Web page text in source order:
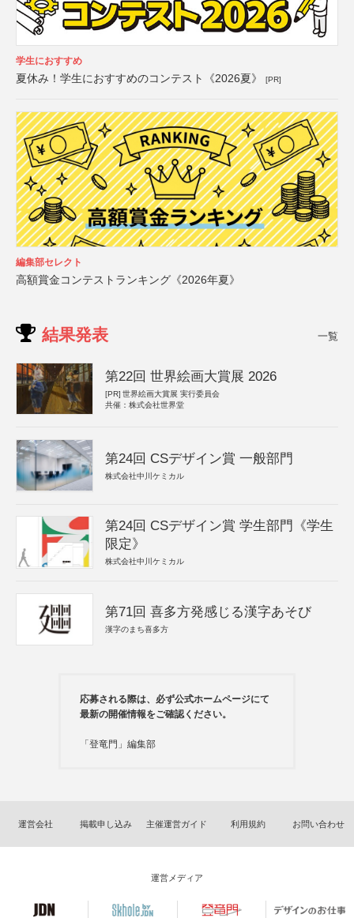
学生におすすめ
夏休み！学生におすすめのコンテスト《2026夏》 [PR]
編集部セレクト
高額賞金コンテストランキング《2026年夏》
結果発表 一覧
第22回 世界絵画大賞展 2026
[PR] 世界絵画大賞展 実行委員会
共催：株式会社世界堂
第24回 CSデザイン賞 一般部門
株式会社中川ケミカル
第24回 CSデザイン賞 学生部門《学生
限定》
株式会社中川ケミカル
第71回 喜多方発感じる漢字あそび
漢字のまち喜多方
応募される際は、必ず公式ホームページにて
最新の開催情報をご確認ください。
「登竜門」編集部
運営会社 掲載申し込み 主催運営ガイド 利用規約 お問い合わせ
運営メディア